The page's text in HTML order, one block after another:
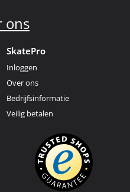
ons
SkatePro
Inloggen
Over ons
Bedrijfsinformatie
Veilig betalen